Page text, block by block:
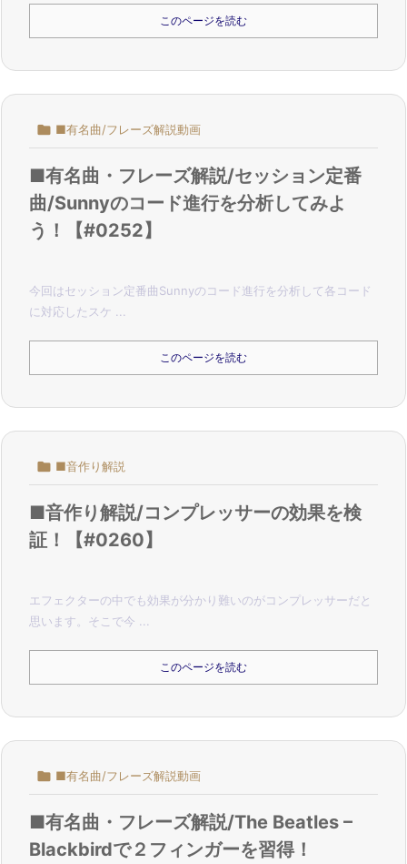
このページを読む
 ■有名曲/フレーズ解説動画
■有名曲・フレーズ解説/セッション定番
曲/Sunnyのコード進行を分析してみよ
う！【#0252】
今回はセッション定番曲Sunnyのコード進行を分析して各コード
に対応したスケ ...
このページを読む
 ■音作り解説
■音作り解説/コンプレッサーの効果を検
証！【#0260】
エフェクターの中でも効果が分かり難いのがコンプレッサーだと
思います。 そこで今 ...
このページを読む
 ■有名曲/フレーズ解説動画
■有名曲・フレーズ解説/The Beatles –
Blackbirdで２フィンガーを習得！